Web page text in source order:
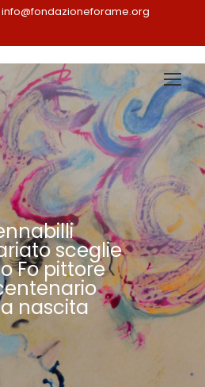
info@fondazioneforame.org
sceglie
Fo pittore
nascita